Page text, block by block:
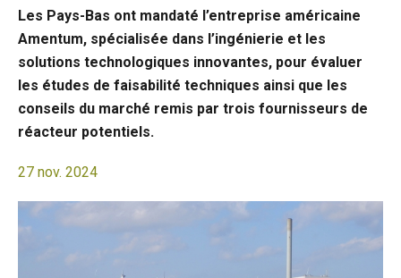
Les Pays-Bas ont mandaté l’entreprise américaine
Amentum, spécialisée dans l’ingénierie et les
solutions technologiques innovantes, pour évaluer
les études de faisabilité techniques ainsi que les
conseils du marché remis par trois fournisseurs de
réacteur potentiels.
27 nov. 2024